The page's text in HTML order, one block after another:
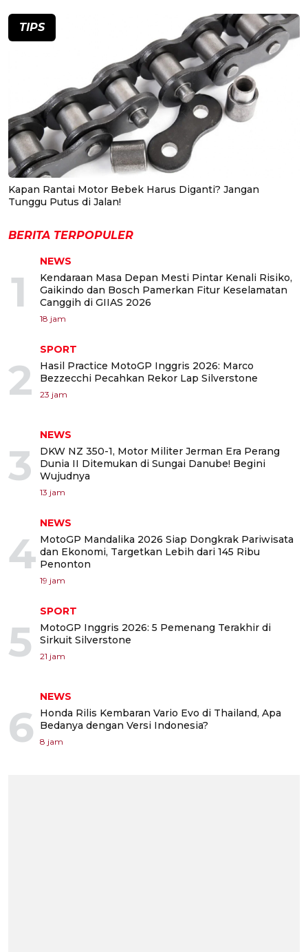
TIPS
Kapan Rantai Motor Bebek Harus Diganti? Jangan
Tunggu Putus di Jalan!
BERITA TERPOPULER
1
NEWS
Kendaraan Masa Depan Mesti Pintar Kenali Risiko,
Gaikindo dan Bosch Pamerkan Fitur Keselamatan
Canggih di GIIAS 2026
18 jam
2
SPORT
Hasil Practice MotoGP Inggris 2026: Marco
Bezzecchi Pecahkan Rekor Lap Silverstone
23 jam
3
NEWS
DKW NZ 350-1, Motor Militer Jerman Era Perang
Dunia II Ditemukan di Sungai Danube! Begini
Wujudnya
13 jam
4
NEWS
MotoGP Mandalika 2026 Siap Dongkrak Pariwisata
dan Ekonomi, Targetkan Lebih dari 145 Ribu
Penonton
19 jam
5
SPORT
MotoGP Inggris 2026: 5 Pemenang Terakhir di
Sirkuit Silverstone
21 jam
6
NEWS
Honda Rilis Kembaran Vario Evo di Thailand, Apa
Bedanya dengan Versi Indonesia?
8 jam